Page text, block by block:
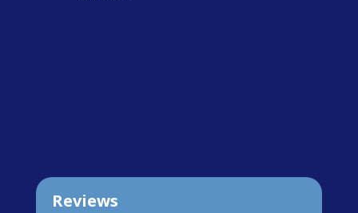
Reviews